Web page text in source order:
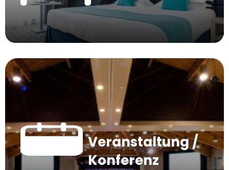
Veranstaltung /
Konferenz